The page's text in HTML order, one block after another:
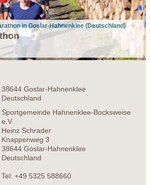
in Goslar-Hahnenklee (Deutschland)
38644 Goslar-Hahnenklee
Deutschland
Sportgemeinde Hahnenklee-Bocksweise
e.V.
Heinz Schrader
Knappenweg 3
38644 Goslar-Hahnenklee
Deutschland
Tel: +49 5325 588660